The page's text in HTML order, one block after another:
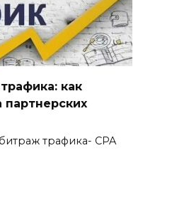
как
партнерских
трафика- CPA